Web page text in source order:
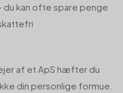
du kan ofte spare penge
af et ApS hæfter du
din personlige formue.